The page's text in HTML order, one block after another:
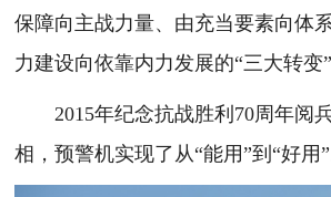
保障向主战力量、由充当要素向体
力建设向依靠内力发展的“三大转变”
2015年纪念抗战胜利70周年阅
相，预警机实现了从“能用”到“好用”